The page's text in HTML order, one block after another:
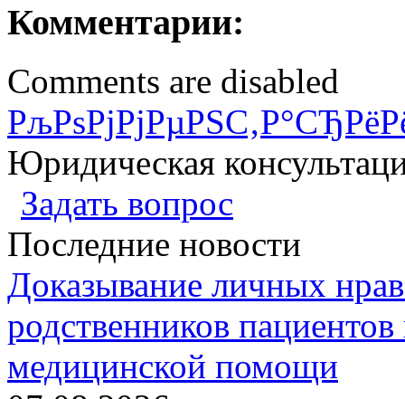
Комментарии:
Comments are disabled
Юридическая
Задать вопрос
Последние новости
Доказывание личных
родственников
медицинской помощи